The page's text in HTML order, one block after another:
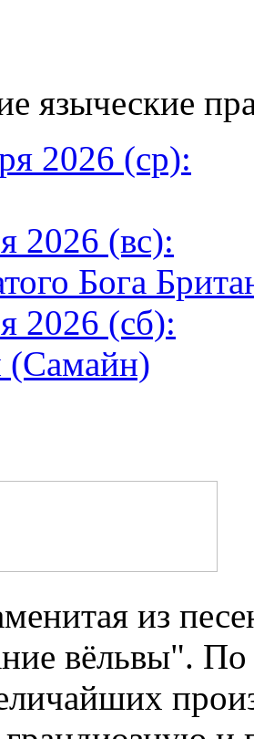
языческие
2026 (ср):
2026 (вс):
Бога
2026 (сб):
(Самайн)
из
вёльвы".